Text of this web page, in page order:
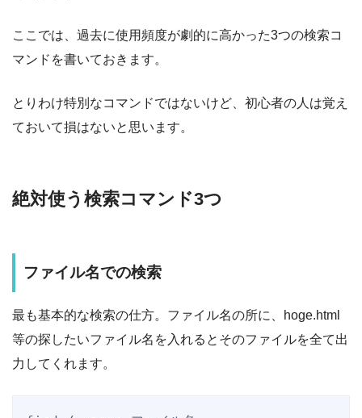
ここでは、過去に使用頻度が劇的に高かった3つの検索コ
マンドを書いておきます。
とりわけ特別なコマンドではないけど、初心者の人は覚え
ておいて損はないと思います。
絶対使う検索コマンド3つ
ファイル名での検索
最も基本的な検索の仕方。ファイル名の所に、hoge.html
等の探したいファイル名を入れるとそのファイルを全て出
力してくれます。